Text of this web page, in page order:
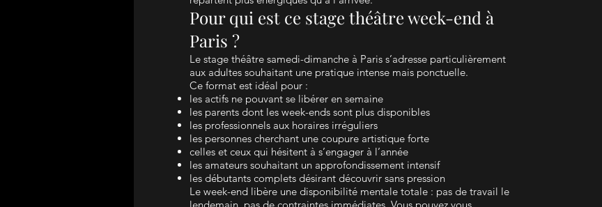
Pour qui est ce stage théâtre week-end à
Paris ?
Le stage théâtre samedi-dimanche à Paris s’adresse particulièrement
aux adultes souhaitant une pratique intense mais ponctuelle.
Ce format est idéal pour :
les actifs ne pouvant se libérer en semaine
les parents dont les week-ends sont plus disponibles
les professionnels aux horaires irréguliers
les personnes cherchant une coupure artistique forte
celles et ceux qui hésitent à s’engager à l’année
les amateurs souhaitant un approfondissement intensif
les débutants complets désirant découvrir sans pression
Le week-end libère une disponibilité mentale totale : pas de travail le